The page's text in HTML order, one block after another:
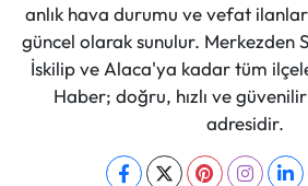
anlık hava durumu ve vefat
güncel olarak sunulur. Merkezden
İskilip ve Alaca'ya kadar tüm
Haber; doğru, hızlı ve
adresidir.